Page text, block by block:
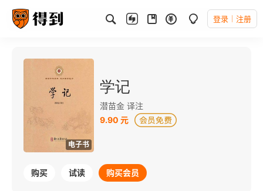
登录 注册
电子书
学记
潜苗金 译注
9.90 元
购买 试读 购买会员